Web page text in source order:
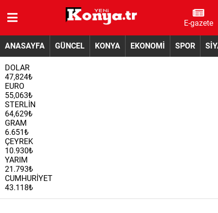
E-gazete
ANASAYFA GÜNCEL KONYA EKONOMİ SPOR
DOLAR
47,824₺
EURO
55,063₺
STERLİN
64,629₺
GRAM
6.651₺
ÇEYREK
10.930₺
YARIM
21.793₺
CUMHURİYET
43.118₺